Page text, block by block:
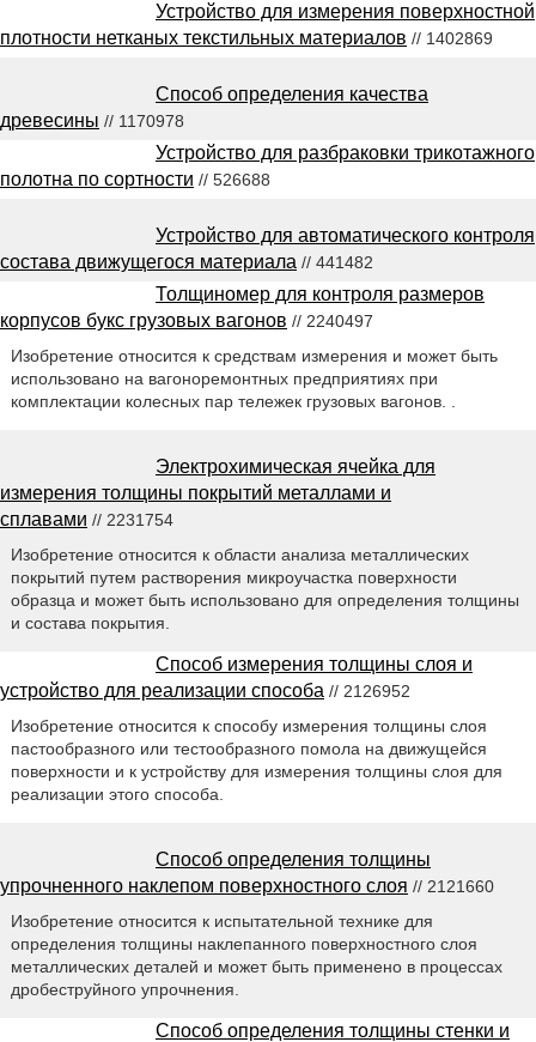
Устройство для измерения поверхностной
плотности нетканых текстильных материалов // 1402869
Способ определения качества
древесины // 1170978
Устройство для разбраковки трикотажного
полотна по сортности // 526688
Устройство для автоматического контроля
состава движущегося материала // 441482
Толщиномер для контроля размеров
корпусов букс грузовых вагонов // 2240497
Изобретение относится к средствам измерения и может быть
использовано на вагоноремонтных предприятиях при
комплектации колесных пар тележек грузовых вагонов. .
Электрохимическая ячейка для
измерения толщины покрытий металлами и
сплавами // 2231754
Изобретение относится к области анализа металлических
покрытий путем растворения микроучастка поверхности
образца и может быть использовано для определения толщины
и состава покрытия.
Способ измерения толщины слоя и
устройство для реализации способа // 2126952
Изобретение относится к способу измерения толщины слоя
пастообразного или тестообразного помола на движущейся
поверхности и к устройству для измерения толщины слоя для
реализации этого способа.
Способ определения толщины
упрочненного наклепом поверхностного слоя // 2121660
Изобретение относится к испытательной технике для
определения толщины наклепанного поверхностного слоя
металлических деталей и может быть применено в процессах
дробеструйного упрочнения.
Способ определения толщины стенки и